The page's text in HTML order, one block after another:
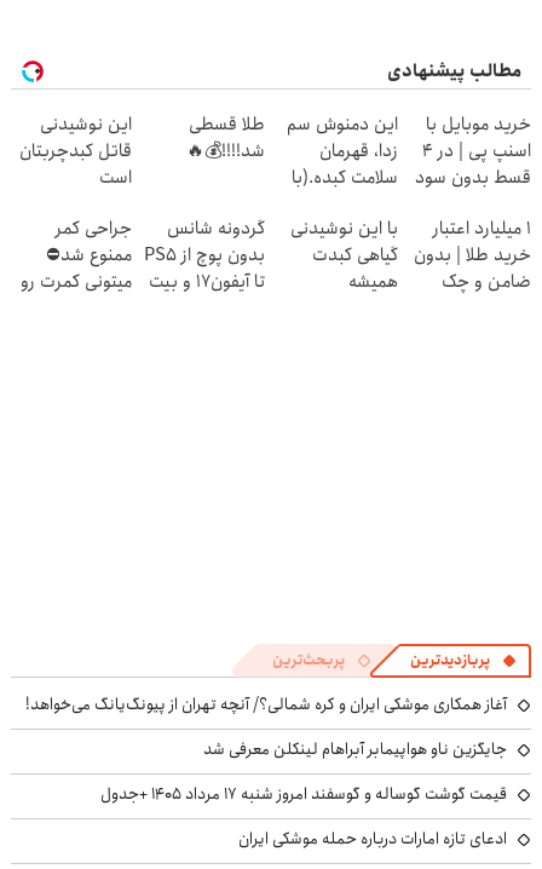
مطالب پیشنهادی
خرید موبایل با
اسنپ پی | در ۴
قسط بدون سود
این دمنوش سم
زدا، قهرمان
سلامت کبده.(با
بخرش)
طلا قسطی
شد!!!!💰🔥
این نوشیدنی
قاتل کبدچربتان
است
۱ میلیارد اعتبار
خرید طلا | بدون
ضامن و چک
با این نوشیدنی
گیاهی کبدت
همیشه
گردونه شانس
بدون پوچ از PS5
تا آیفون17 و بیت
جراحی کمر
ممنوع شد⛔
میتونی کمرت رو
پربازدیدترین پربحث‌ترین
آغاز همکاری موشکی ایران و کره شمالی؟/ آنچه تهران از پیونگ‌یانگ می‌خواهد!
جایگزین ناو هواپیمابر آبراهام لینکلن معرفی شد
قیمت گوشت گوساله و گوسفند امروز شنبه ۱۷ مرداد ۱۴۰۵ +جدول
ادعای تازه امارات درباره حمله موشکی ایران